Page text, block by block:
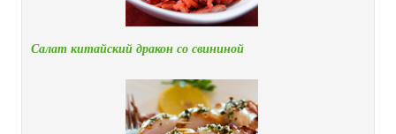
Салат китайский дракон со свининой